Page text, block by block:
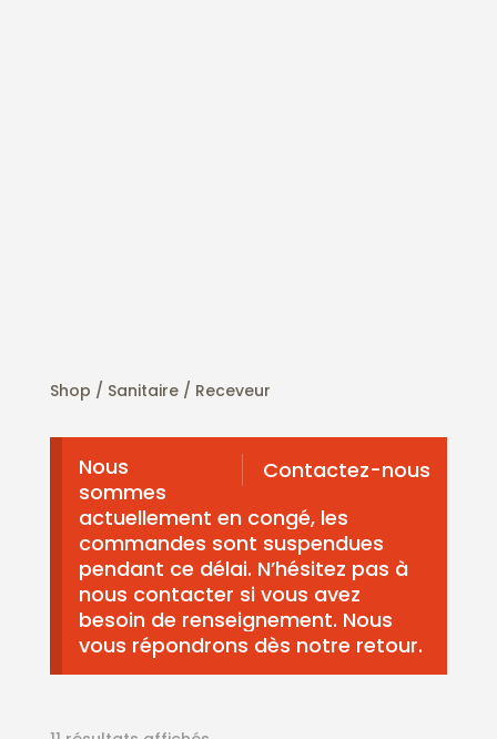
Shop / Sanitaire/ Receveur
Contactez-nous
Nous
sommes
actuellement en congé, les
commandes sont suspendues
pendant ce délai. N’hésitez pas à
nous contacter si vous avez
besoin de renseignement. Nous
vous répondrons dès notre retour.